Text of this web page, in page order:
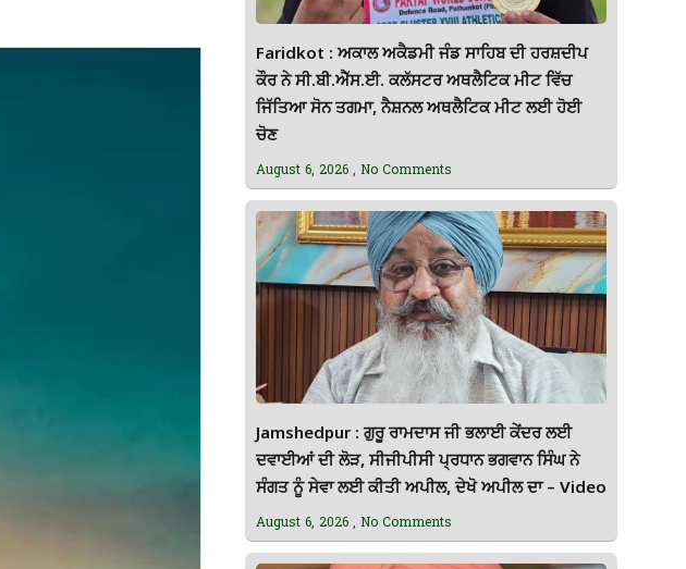
Faridkot : ਅਕਾਲ ਅਕੈਡਮੀ ਜੰਡ ਸਾਹਿਬ ਦੀ ਹਰਸ਼ਦੀਪ
ਕੌਰ ਨੇ ਸੀ.ਬੀ.ਐੱਸ.ਈ. ਕਲੱਸਟਰ ਅਥਲੈਟਿਕ ਮੀਟ ਵਿੱਚ
ਜਿੱਤਿਆ ਸੋਨ ਤਗਮਾ, ਨੈਸ਼ਨਲ ਅਥਲੈਟਿਕ ਮੀਟ ਲਈ ਹੋਈ
ਚੋਣ
August 6, 2026 No Comments
Jamshedpur : ਗੁਰੂ ਰਾਮਦਾਸ ਜੀ ਭਲਾਈ ਕੇਂਦਰ ਲਈ
ਦਵਾਈਆਂ ਦੀ ਲੋੜ, ਸੀਜੀਪੀਸੀ ਪ੍ਰਧਾਨ ਭਗਵਾਨ ਸਿੰਘ ਨੇ
ਸੰਗਤ ਨੂੰ ਸੇਵਾ ਲਈ ਕੀਤੀ ਅਪੀਲ, ਦੇਖੋ ਅਪੀਲ ਦਾ – Video
August 6, 2026 No Comments